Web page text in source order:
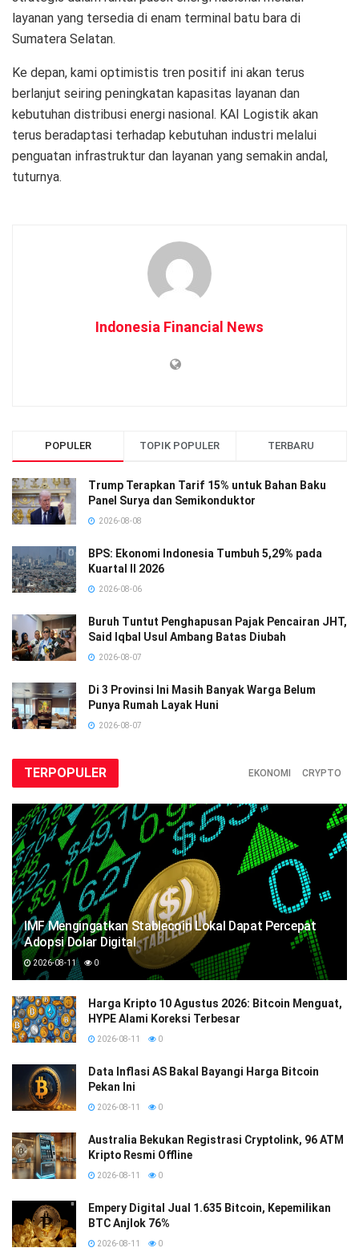
layanan yang tersedia di enam terminal batu bara di
Sumatera Selatan.
Ke depan, kami optimistis tren positif ini akan terus
berlanjut seiring peningkatan kapasitas layanan dan
kebutuhan distribusi energi nasional. KAI Logistik akan
terus beradaptasi terhadap kebutuhan industri melalui
penguatan infrastruktur dan layanan yang semakin andal,
tuturnya.
Indonesia Financial News
POPULER TOPIK POPULER TERBARU
Trump Terapkan Tarif 15% untuk Bahan Baku
Panel Surya dan Semikonduktor
2026-08-08
BPS: Ekonomi Indonesia Tumbuh 5,29% pada
Kuartal II 2026
2026-08-06
Buruh Tuntut Penghapusan Pajak Pencairan JHT,
Said Iqbal Usul Ambang Batas Diubah
2026-08-07
Di 3 Provinsi Ini Masih Banyak Warga Belum
Punya Rumah Layak Huni
2026-08-07
TERPOPULER EKONOMI CRYPTO
IMF Mengingatkan Stablecoin Lokal Dapat Percepat
Adopsi Dolar Digital
2026-08-11 0
Harga Kripto 10 Agustus 2026: Bitcoin Menguat,
HYPE Alami Koreksi Terbesar
2026-08-11 0
Data Inflasi AS Bakal Bayangi Harga Bitcoin
Pekan Ini
2026-08-11 0
Australia Bekukan Registrasi Cryptolink, 96 ATM
Kripto Resmi Offline
2026-08-11 0
Empery Digital Jual 1.635 Bitcoin, Kepemilikan
BTC Anjlok 76%
2026-08-11 0